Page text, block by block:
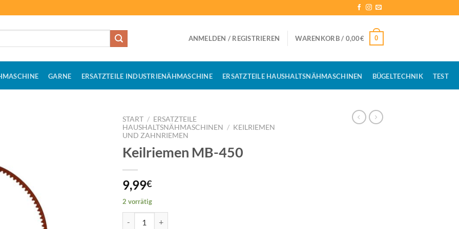
ANMELDEN / REGISTRIEREN WARENKORB / 0,00€ 0
GARNE ERSATZTEILE INDUSTRIENÄHMASCHINE ERSATZTEILE HAUSHALTSNÄHMASCHINEN BÜGELTECHNIK TEST
START / ERSATZTEILE
HAUSHALTSNÄHMASCHINEN / KEILRIEMEN
UND ZAHNRIEMEN
Keilriemen MB-450
9,99€
2 vorrätig